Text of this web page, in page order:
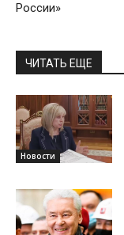
России»
ЧИТАТЬ ЕЩЕ
Новости